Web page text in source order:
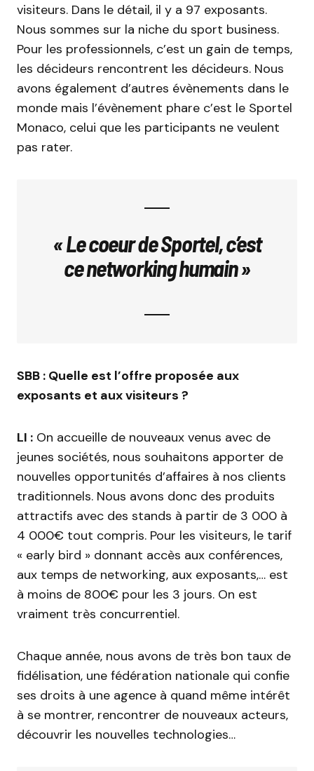
visiteurs. Dans le détail, il y a 97 exposants.
Nous sommes sur la niche du sport business.
Pour les professionnels, c’est un gain de temps,
les décideurs rencontrent les décideurs. Nous
avons également d’autres évènements dans le
monde mais l’évènement phare c’est le Sportel
Monaco, celui que les participants ne veulent
pas rater.
« Le coeur de Sportel, c’est
ce networking humain »
SBB : Quelle est l’offre proposée aux
exposants et aux visiteurs ?
LI : On accueille de nouveaux venus avec de
jeunes sociétés, nous souhaitons apporter de
nouvelles opportunités d’affaires à nos clients
traditionnels. Nous avons donc des produits
attractifs avec des stands à partir de 3 000 à
4 000€ tout compris. Pour les visiteurs, le tarif
« early bird » donnant accès aux conférences,
aux temps de networking, aux exposants,… est
à moins de 800€ pour les 3 jours. On est
vraiment très concurrentiel.
Chaque année, nous avons de très bon taux de
fidélisation, une fédération nationale qui confie
ses droits à une agence à quand même intérêt
à se montrer, rencontrer de nouveaux acteurs,
découvrir les nouvelles technologies…